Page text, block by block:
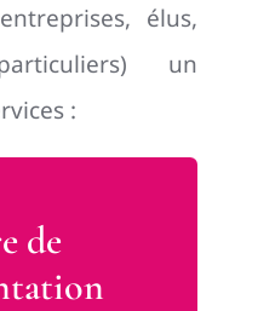
élus,
un
:
de